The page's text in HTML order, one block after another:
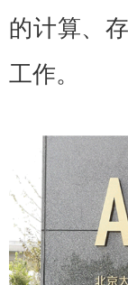
的计算、
工作。